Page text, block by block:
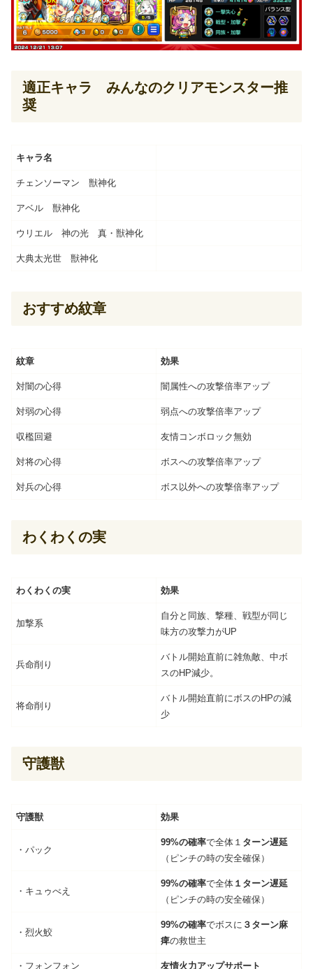
適正キャラ みんなのクリアモンスター推
奨
キャラ名
チェンソーマン 獣神化
アベル 獣神化
ウリエル 神の光 真・獣神化
大典太光世 獣神化
おすすめ紋章
紋章 効果
対闇の心得 闇属性への攻撃倍率アップ
対弱の心得 弱点への攻撃倍率アップ
収檻回避 友情コンボロック無効
対将の心得 ボスへの攻撃倍率アップ
対兵の心得 ボス以外への攻撃倍率アップ
わくわくの実
わくわくの実 効果
加撃系
自分と同族、撃種、戦型が同じ
味方の攻撃力がUP
兵命削り
バトル開始直前に雑魚敵、中ボ
スのHP減少。
将命削り
バトル開始直前にボスのHPの減
少
守護獣
守護獣 効果
・パック
99%の確率で全体１ ターン遅延
（ピンチの時の安全確保）
・キュゥべえ
99%の確率で全体 １ターン遅延
（ピンチの時の安全確保）
・烈火鮫
99%の確率でボスに ３ターン麻
痺の救世主
・フォンフォン 友情火力アップサポート